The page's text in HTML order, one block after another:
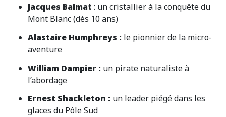
Jacques Balmat : un cristallier à la conquête du
Mont Blanc (dès 10 ans)
Alastaire Humphreys : le pionnier de la micro-
aventure
William Dampier : un pirate naturaliste à
l’abordage
Ernest Shackleton : un leader piégé dans les
glaces du Pôle Sud